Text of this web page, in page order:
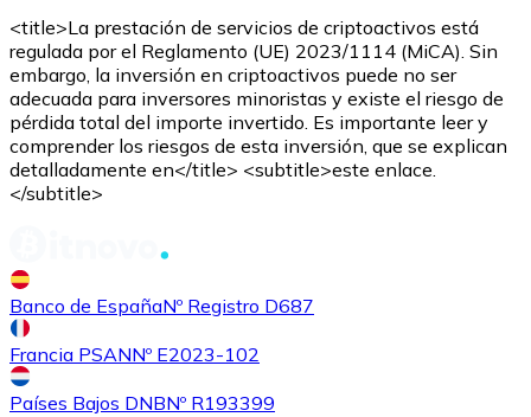
Comprar
SHIB
<title>La prestación de servicios de criptoactivos está
regulada por el Reglamento (UE) 2023/1114 (MiCA). Sin
embargo, la inversión en criptoactivos puede no ser
adecuada para inversores minoristas y existe el riesgo de
pérdida total del importe invertido. Es importante leer y
comprender los riesgos de esta inversión, que se explican
detalladamente en</title> <subtitle>este enlace.
</subtitle>
Banco de EspañaNº Registro D687
Francia PSANNº E2023-102
Países Bajos DNBNº R193399